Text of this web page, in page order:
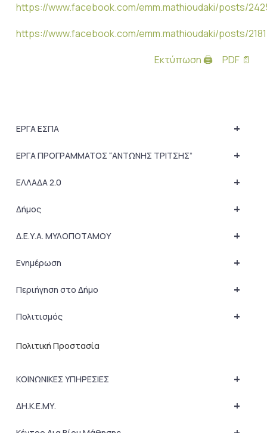
https://www.facebook.com/emm.mathioudaki/posts/
https://www.facebook.com/emm.mathioudaki/posts/
Εκτύπωση 🖨
PDF 📄
+
ΕΡΓΑ ΕΣΠΑ
+
ΕΡΓΑ ΠΡΟΓΡΑΜΜΑΤΟΣ “ΑΝΤΩΝΗΣ ΤΡΙΤΣΗΣ”
+
ΕΛΛΑΔΑ 2.0
+
Δήμος
+
Δ.Ε.Υ.Α. ΜΥΛΟΠΟΤΑΜΟΥ
+
Ενημέρωση
+
Περιήγηση στο Δήμο
+
Πολιτισμός
Πολιτική Προστασία
+
ΚΟΙΝΩΝΙΚΕΣ ΥΠΗΡΕΣΙΕΣ
+
ΔΗ.Κ.Ε.ΜΥ.